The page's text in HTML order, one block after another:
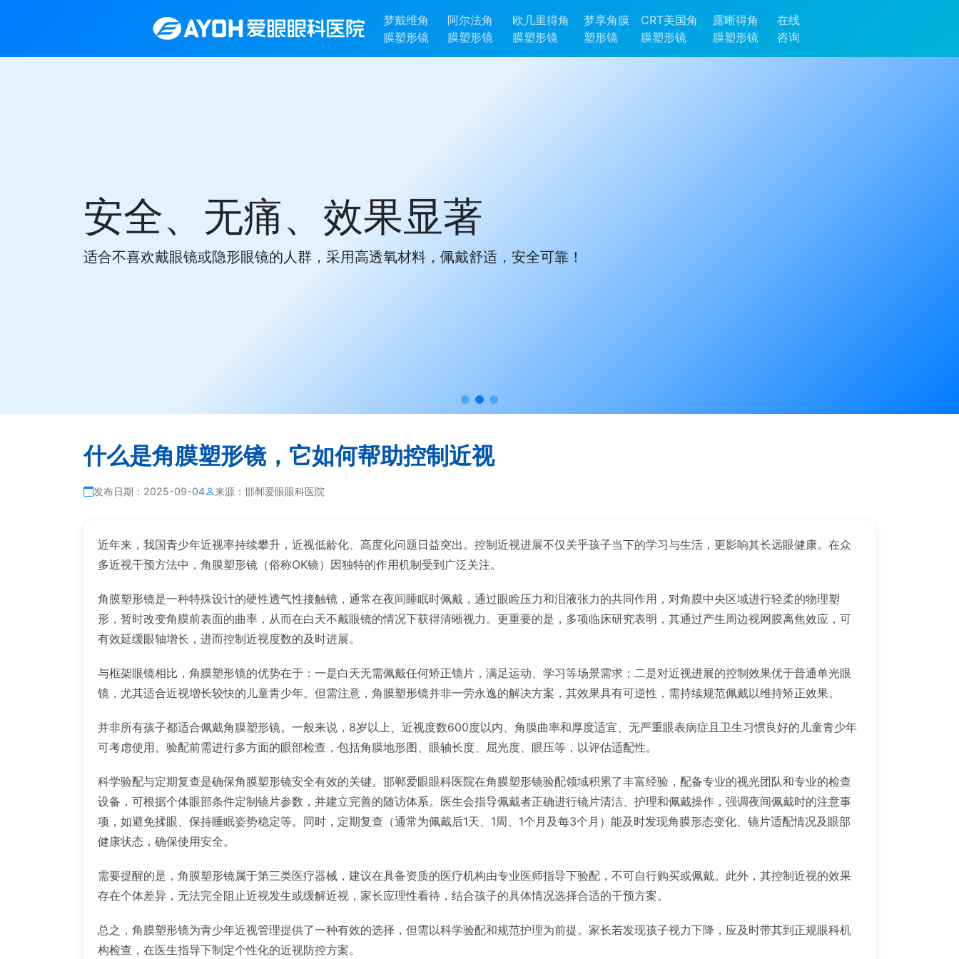
梦戴维角
膜塑形镜
阿尔法角
膜塑形镜
欧几里得角
膜塑形镜
梦享角膜
塑形镜
CRT美国角
膜塑形镜
露晰得角
膜塑形镜
在线
咨询
痛、效果显著
形眼镜的人群，采用高透氧材料，佩戴舒适，安全可靠！
什么是角膜塑形镜，它如何帮助控制近视
发布日期： 2025-09-04 来源： 邯郸爱眼眼科医院
近年来，我国青少年近视率持续攀升，近视低龄化、高度化问题日益突出。控制近视进展不仅关乎孩子当下的学习与生活，更影响其长远眼健康。在众
多近视干预方法中，角膜塑形镜（俗称OK镜）因独特的作用机制受到广泛关注。
角膜塑形镜是一种特殊设计的硬性透气性接触镜，通常在夜间睡眠时佩戴，通过眼睑压力和泪液张力的共同作用，对角膜中央区域进行轻柔的物理塑
形，暂时改变角膜前表面的曲率，从而在白天不戴眼镜的情况下获得清晰视力。更重要的是，多项临床研究表明，其通过产生周边视网膜离焦效应，可
有效延缓眼轴增长，进而控制近视度数的及时进展。
与框架眼镜相比，角膜塑形镜的优势在于：一是白天无需佩戴任何矫正镜片，满足运动、学习等场景需求；二是对近视进展的控制效果优于普通单光眼
镜，尤其适合近视增长较快的儿童青少年。但需注意，角膜塑形镜并非一劳永逸的解决方案，其效果具有可逆性，需持续规范佩戴以维持矫正效果。
并非所有孩子都适合佩戴角膜塑形镜。一般来说，8岁以上、近视度数600度以内、角膜曲率和厚度适宜、无严重眼表病症且卫生习惯良好的儿童青少年
可考虑使用。验配前需进行多方面的眼部检查，包括角膜地形图、眼轴长度、屈光度、眼压等，以评估适配性。
科学验配与定期复查是确保角膜塑形镜安全有效的关键。邯郸爱眼眼科医院在角膜塑形镜验配领域积累了丰富经验，配备专业的视光团队和专业的检查
设备，可根据个体眼部条件定制镜片参数，并建立完善的随访体系。医生会指导佩戴者正确进行镜片清洁、护理和佩戴操作，强调夜间佩戴时的注意事
项，如避免揉眼、保持睡眠姿势稳定等。同时，定期复查（通常为佩戴后1天、1周、1个月及每3个月）能及时发现角膜形态变化、镜片适配情况及眼部
健康状态，确保使用安全。
需要提醒的是，角膜塑形镜属于第三类医疗器械，建议在具备资质的医疗机构由专业医师指导下验配，不可自行购买或佩戴。此外，其控制近视的效果
存在个体差异，无法完全阻止近视发生或缓解近视，家长应理性看待，结合孩子的具体情况选择合适的干预方案。
总之，角膜塑形镜为青少年近视管理提供了一种有效的选择，但需以科学验配和规范护理为前提。家长若发现孩子视力下降，应及时带其到正规眼科机
构检查，在医生指导下制定个性化的近视防控方案。